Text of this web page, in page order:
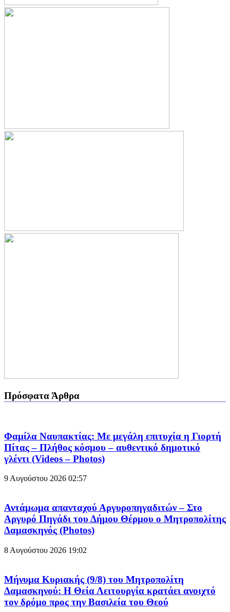
Πρόσφατα Άρθρα
Φαμίλα Ναυπακτίας: Με μεγάλη επιτυχία η Γιορτή
Πίτας – Πλήθος κόσμου – αυθεντικό δημοτικό
γλέντι (Videos – Photos)
9 Αυγούστου 2026 02:57
Αντάμωμα απανταχού Αργυροπηγαδιτών – Στο
Αργυρό Πηγάδι του Δήμου Θέρμου ο Μητροπολίτης
Δαμασκηνός (Photos)
8 Αυγούστου 2026 19:02
Μήνυμα Κυριακής (9/8) του Μητροπολίτη
Δαμασκηνού: Η Θεία Λειτουργία κρατάει ανοιχτό
τον δρόμο προς την Βασιλεία του Θεού